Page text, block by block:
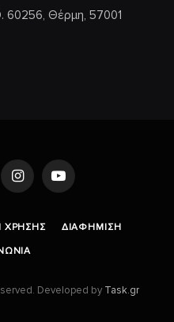
60256, Θέρμη, 57001
InstagramYouTube
ΧΡΉΣΗΣ
ΔΙΑΦΉΜΙΣΗ
Developed by Task.gr